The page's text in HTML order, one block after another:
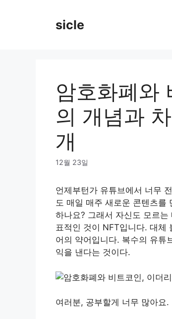
sicle
암호화폐와
의 개념과
개
12월 23일
언제부턴가 유튜브에서 너무
도 매일 매주 새로운 콘텐츠를
하나요? 그래서 자신도 모르
표적인 것이 NFT입니다. 대
어의 약어입니다. 복수의 유튜
익을 낸다는 것이다.
여러분, 공부할게 너무 많아요